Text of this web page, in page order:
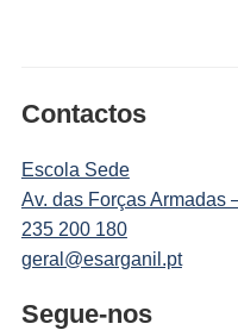
Contactos
Escola Sede
Av. das Forças Armadas
235 200 180
geral@esarganil.pt
Segue-nos